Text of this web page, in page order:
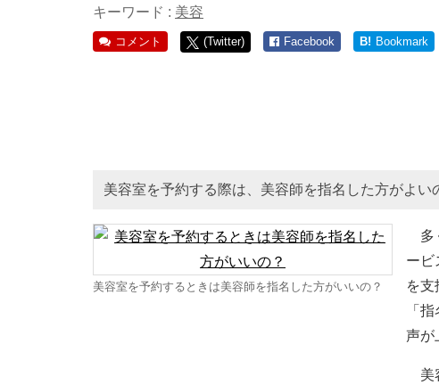
キーワード : 美容
コメント (Twitter) Facebook B! Bookmark
美容室を予約する際は、美容師を指名した方がよい
美容室を予約するときは美容師を指名した方がいいの？
多
ービ
を支
「
声が
美